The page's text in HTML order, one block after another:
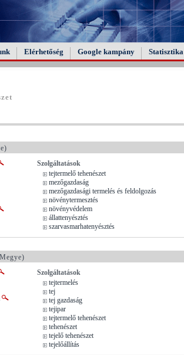
Elérhetőség Google kampány Statisztika
Szolgáltatások
tejtermelő tehenészet
mezőgazdaság
mezőgazdasági termelés és feldolgozás
növénytermesztés
növényvédelem
állattenyésztés
szarvasmarhatenyésztés
Szolgáltatások
tejtermelés
tej
tej gazdaság
tejipar
tejtermelő tehenészet
tehenészet
tejelő tehenészet
tejelőállítás